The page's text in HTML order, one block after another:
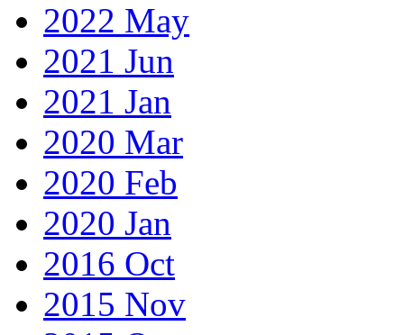
2022 May
2021 Jun
2021 Jan
2020 Mar
2020 Feb
2020 Jan
2016 Oct
2015 Nov